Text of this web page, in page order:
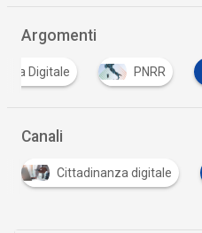
Argomenti
Digitale PNRR
Canali
Cittadinanza digitale